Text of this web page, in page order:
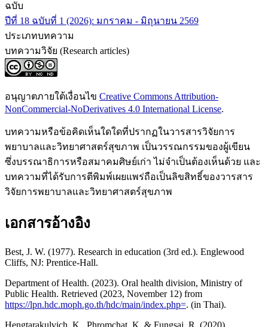
ฉบับ
ปีที่ 18 ฉบับที่ 1 (2026): มกราคม - มิถุนายน 2569
ประเภทบทความ
บทความวิจัย (Research articles)
อนุญาตภายใต้เงื่อนไข Creative Commons Attribution-
NonCommercial-NoDerivatives 4.0 International License.
บทความหรือข้อคิดเห็นใดใดที่ปรากฏในวารสารวิจัยการ
พยาบาลและวิทยาศาสตร์สุขภาพ เป็นวรรณกรรมของผู้เขียน
ซึ่งบรรณาธิการหรือสมาคมศิษย์เก่า ไม่จำเป็นต้องเห็นด้วย และ
บทความที่ได้รับการตีพิมพ์เผยแพร่ถือเป็นลิขสิทธิ์ของวารสาร
วิจัยการพยาบาลและวิทยาศาสตร์สุขภาพ
เอกสารอ้างอิง
Best, J. W. (1977). Research in education (3rd ed.). Englewood
Cliffs, NJ: Prentice-Hall.
Department of Health. (2023). Oral health division, Ministry of
Public Health. Retrieved (2023, November 12) from
https://lpn.hdc.moph.go.th/hdc/main/index.php=. (in Thai).